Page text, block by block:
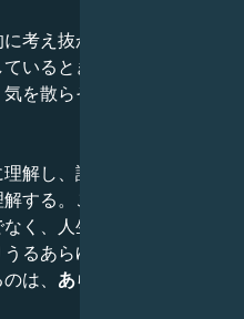
考え抜かれた方法の結果
いるときは決して他人に
を散らそうとする者は誰
解し、評価し、どう反応
する。このような人たち
く、人生のあらゆる状
るあらゆる行動について
は、 あらゆるリスクや不